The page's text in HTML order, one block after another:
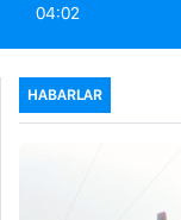
04:02
HABARLAR